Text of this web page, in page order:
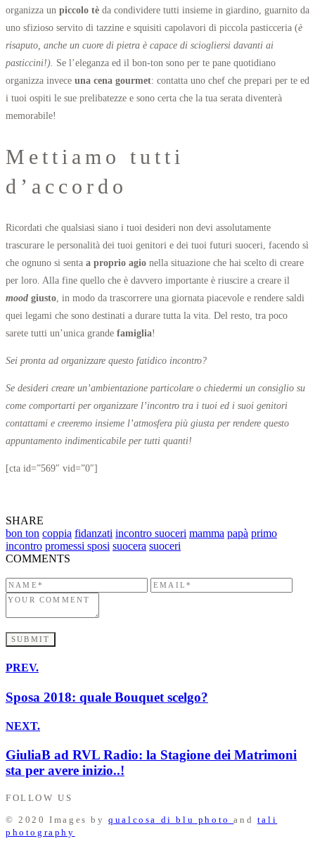
organizza un piccolo tè da condividere tutti insieme in giardino, guarnito da
uno sfizioso servito di tazzine e squisiti capolavori di piccola pasticceria (è
risaputo, anche un cuore di pietra è capace di sciogliersi davanti ai
pasticcini!). Se l’eleganza ed il bon-ton sono per te pane quotidiano
organizza invece una cena gourmet: contatta uno chef che prepari per te ed
i tuoi ospiti le sue prelibatezze e sono certa che la tua serata diventerà
memorabile!
Mettiamo tutti
d’accordo
Ricordati che qualsiasi siano i tuoi desideri non devi assolutamente
trascurare le personalità dei tuoi genitori e dei tuoi futuri suoceri, facendo sì
che ognuno si senta a proprio agio nella situazione che hai scelto di creare
per loro. Alla fine quello che è davvero importante è riuscire a creare il
mood giusto , in modo da trascorrere una giornata piacevole e rendere saldi
quei legami che sono destinati a durare tutta la vita. Del resto, tra poco
sarete tutti un’unica grande famiglia!
Sei pronta ad organizzare questo fatidico incontro?
Se desideri creare un’ambientazione particolare o chiedermi un consiglio su
come comportarti per organizzare l’incontro tra i tuoi ed i suoi genitori
contattami e creeremo insieme l’atmosfera più giusta per rendere questo
appuntamento indimenticabile per tutti quanti!
[cta id=”569″ vid=”0″]
SHARE
bon ton coppia fidanzati incontro suoceri mamma papà primo
incontro promessi sposi suocera suoceri
COMMENTS
PREV.
Sposa 2018: quale Bouquet scelgo?
NEXT.
GiuliaB ad RVL Radio: la Stagione dei Matrimoni
sta per avere inizio..!
FOLLOW US
© 2020 Images byqualcosa di blu photoand tali
photography